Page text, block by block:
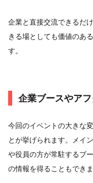
企業と直接交流できるだ
きる場としても価値のあ
す。
企業ブースやア
今回のイベントの大きな
とが挙げられます。メイ
や役員の方が常駐するブ
の情報を得ることもできま